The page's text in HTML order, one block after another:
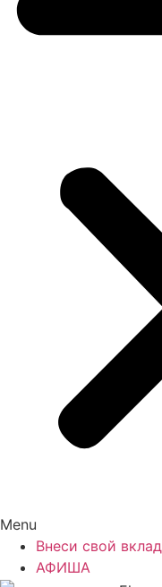
Menu
Внеси свой
АФИША